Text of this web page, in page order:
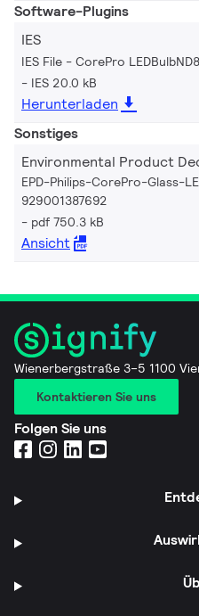
Software-Plugins
IES
IES File - CorePro
IES 20.0 kB
Herunterladen
Sonstiges
Environmental Product
EPD-Philips-CorePro-Glass-
929001387692
pdf 750.3 kB
Ansicht
Wienerbergstraße 3–5 1100
Kontaktieren Sie uns
Folgen Sie uns